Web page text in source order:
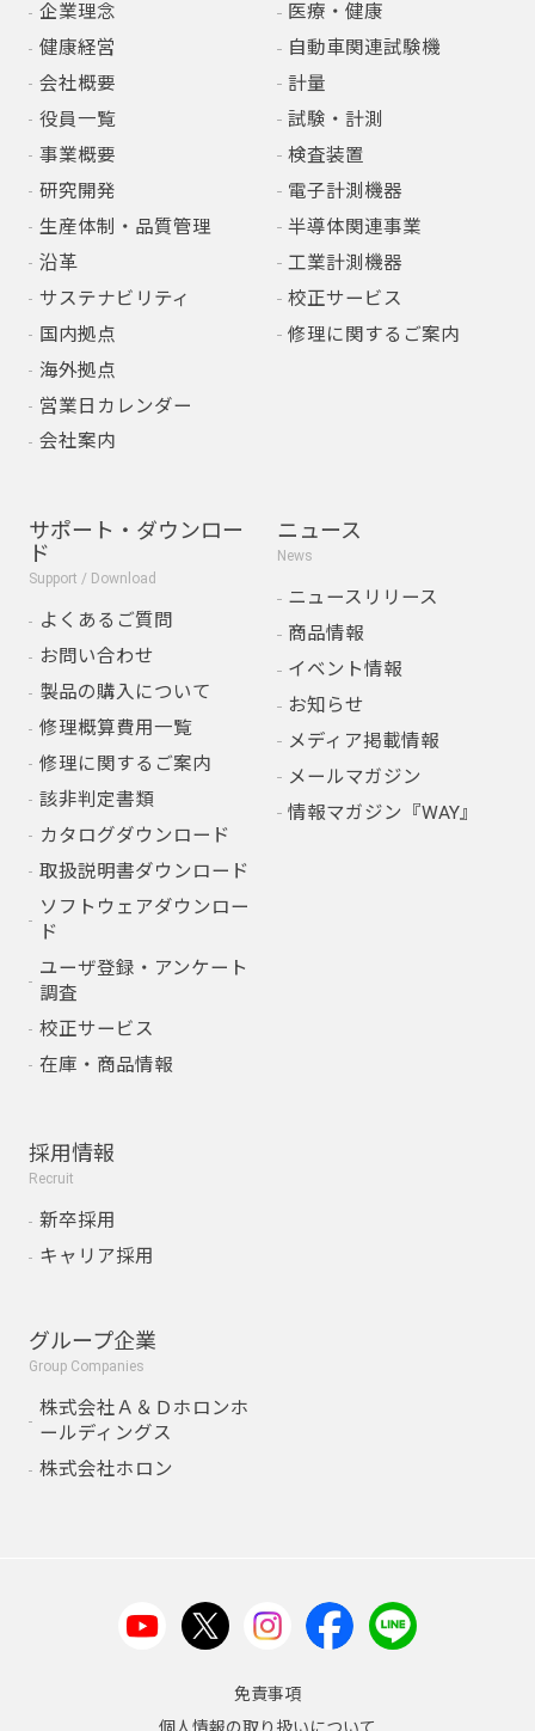
企業理念
健康経営
会社概要
役員一覧
事業概要
研究開発
生産体制・品質管理
沿革
サステナビリティ
国内拠点
海外拠点
営業日カレンダー
会社案内
医療・健康
自動車関連試験機
計量
試験・計測
検査装置
電子計測機器
半導体関連事業
工業計測機器
校正サービス
修理に関するご案内
サポート・ダウンロー
ド
Support / Download
よくあるご質問
お問い合わせ
製品の購入について
修理概算費用一覧
修理に関するご案内
該非判定書類
カタログダウンロード
取扱説明書ダウンロード
ソフトウェアダウンロー
ド
ユーザ登録・アンケート
調査
校正サービス
在庫・商品情報
ニュース
News
ニュースリリース
商品情報
イベント情報
お知らせ
メディア掲載情報
メールマガジン
情報マガジン『WAY』
採用情報
Recruit
新卒採用
キャリア採用
グループ企業
Group Companies
株式会社Ａ＆Ｄホロンホ
ールディングス
株式会社ホロン
免責事項
個人情報の取り扱いについて